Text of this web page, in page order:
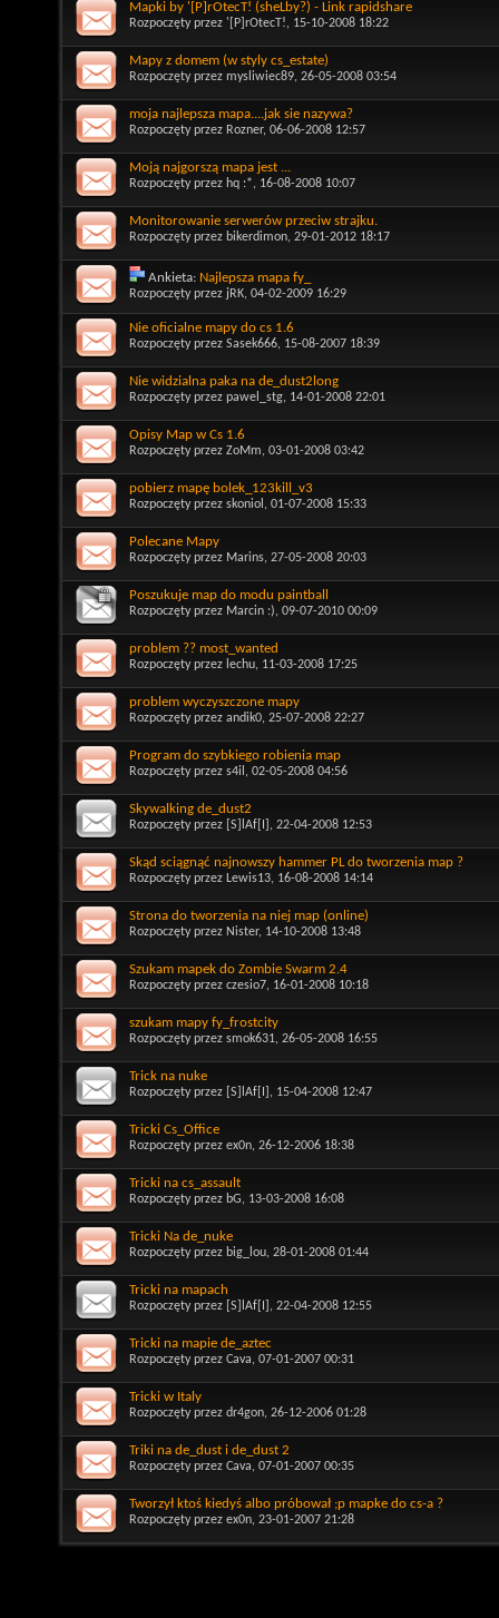
Mapki by '[P]rOtecT! (sheLby?) - Link rapidshare
Rozpoczęty przez '[P]rOtecT!, 15-10-2008 18:22
Mapy z domem (w styly cs_estate)
Rozpoczęty przez mysliwiec89, 26-05-2008 03:54
moja najlepsza mapa....jak sie nazywa?
Rozpoczęty przez Rozner, 06-06-2008 12:57
Moją najgorszą mapa jest ...
Rozpoczęty przez hq :*, 16-08-2008 10:07
Monitorowanie serwerów przeciw strajku.
Rozpoczęty przez bikerdimon, 29-01-2012 18:17
Ankieta: Najlepsza mapa fy_
Rozpoczęty przez jRK, 04-02-2009 16:29
Nie oficialne mapy do cs 1.6
Rozpoczęty przez Sasek666, 15-08-2007 18:39
Nie widzialna paka na de_dust2long
Rozpoczęty przez pawel_stg, 14-01-2008 22:01
Opisy Map w Cs 1.6
Rozpoczęty przez ZoMm, 03-01-2008 03:42
pobierz mapę bolek_123kill_v3
Rozpoczęty przez skoniol , 01-07-2008 15:33
Polecane Mapy
Rozpoczęty przez Marins, 27-05-2008 20:03
Poszukuje map do modu paintball
Rozpoczęty przez Marcin :), 09-07-2010 00:09
problem ?? most_wanted
Rozpoczęty przez lechu, 11-03-2008 17:25
problem wyczyszczone mapy
Rozpoczęty przez andik0, 25-07-2008 22:27
Program do szybkiego robienia map
Rozpoczęty przez s4il , 02-05-2008 04:56
Skywalking de_dust2
Rozpoczęty przez [S]lAf[I] , 22-04-2008 12:53
Skąd sciągnąć najnowszy hammer PL do tworzenia map ?
Rozpoczęty przez Lewis13, 16-08-2008 14:14
Strona do tworzenia na niej map (online)
Rozpoczęty przez Nister, 14-10-2008 13:48
Szukam mapek do Zombie Swarm 2.4
Rozpoczęty przez czesio7, 16-01-2008 10:18
szukam mapy fy_frostcity
Rozpoczęty przez smok631, 26-05-2008 16:55
Trick na nuke
Rozpoczęty przez [S]lAf[I] , 15-04-2008 12:47
Tricki Cs_Office
Rozpoczęty przez ex0n, 26-12-2006 18:38
Tricki na cs_assault
Rozpoczęty przez bG, 13-03-2008 16:08
Tricki Na de_nuke
Rozpoczęty przez big_lou, 28-01-2008 01:44
Tricki na mapach
Rozpoczęty przez [S]lAf[I] , 22-04-2008 12:55
Tricki na mapie de_aztec
Rozpoczęty przez Cava, 07-01-2007 00:31
Tricki w Italy
Rozpoczęty przez dr4gon, 26-12-2006 01:28
Triki na de_dust i de_dust 2
Rozpoczęty przez Cava, 07-01-2007 00:35
Tworzył ktoś kiedyś albo próbował ;p mapke do cs-a ?
Rozpoczęty przez ex0n, 23-01-2007 21:28